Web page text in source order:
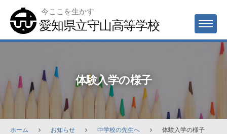
content
今ここを生かす
愛知県立守山高等学校 MENU
体験入学の様子
ホーム お知らせ 中学校の先生へ 体験入学の様子